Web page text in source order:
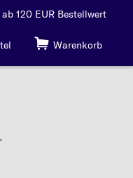
120 EUR Bestellwert
Warenkorb